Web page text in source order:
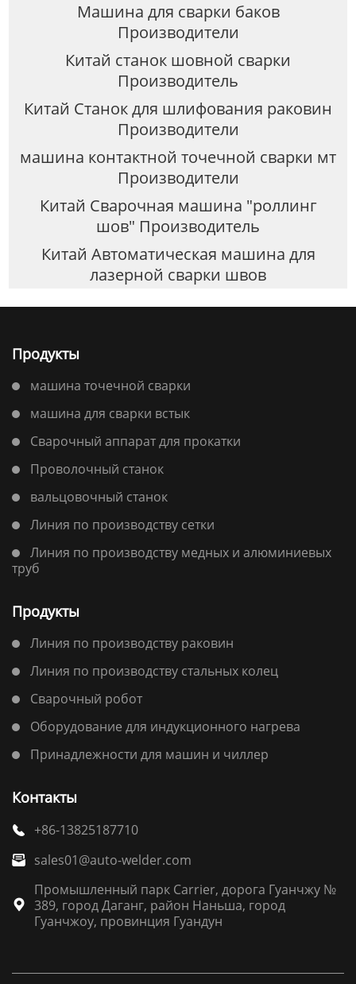
Машина для сварки баков
Производители
Китай станок шовной сварки
Производитель
Китай Станок для шлифования раковин
Производители
машина контактной точечной сварки мт
Производители
Китай Сварочная машина "роллинг
шов" Производитель
Китай Автоматическая машина для
лазерной сварки швов
Продукты
машина точечной сварки
машина для сварки встык
Сварочный аппарат для прокатки
Проволочный станок
вальцовочный станок
Линия по производству сетки
Линия по производству медных и алюминиевых
труб
Продукты
Линия по производству раковин
Линия по производству стальных колец
Сварочный робот
Оборудование для индукционного нагрева
Принадлежности для машин и чиллер
Контакты
 +86-13825187710
 sales01@auto-welder.com

Промышленный парк Carrier, дорога Гуанчжу №
389, город Даганг, район Наньша, город
Гуанчжоу, провинция Гуандун